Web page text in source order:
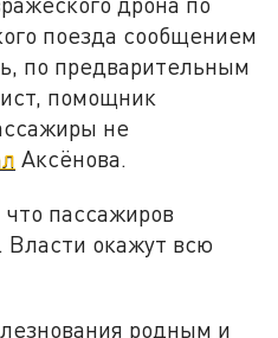
поезда сообщением
по предварительным
помощник
не
Аксёнова.
пассажиров
Власти окажут всю
родным и